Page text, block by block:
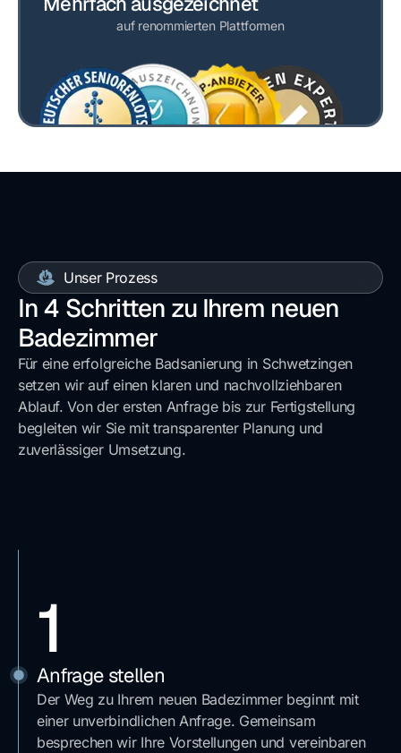
auf renommierten Plattformen
Unser Prozess
In 4 Schritten zu Ihrem neuen
Badezimmer
Für eine erfolgreiche Badsanierung in Schwetzingen
setzen wir auf einen klaren und nachvollziehbaren
Ablauf. Von der ersten Anfrage bis zur Fertigstellung
begleiten wir Sie mit transparenter Planung und
zuverlässiger Umsetzung.
1
Anfrage stellen
Der Weg zu Ihrem neuen Badezimmer beginnt mit
einer unverbindlichen Anfrage. Gemeinsam
besprechen wir Ihre Vorstellungen und vereinbaren